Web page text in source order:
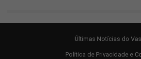
Últimas Notícias do
Política de Privacidade e